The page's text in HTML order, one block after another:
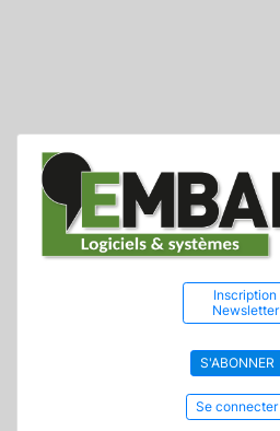
Inscription
Newsletter
S'ABONNER
Se connecter